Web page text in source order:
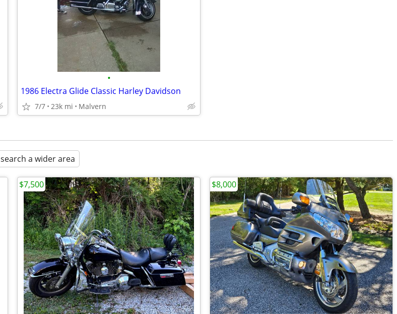
•
1986 Electra Glide Classic Harley Davidson
7/7 23k mi Malvern
search a wider area
$7,500 $8,000